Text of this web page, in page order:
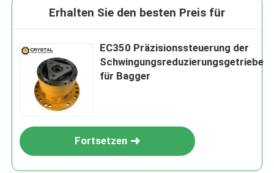
Erhalten Sie den besten Preis für
EC350 Präzisionssteuerung der
Schwingungsreduzierungsgetriebe
für Bagger
Fortsetzen